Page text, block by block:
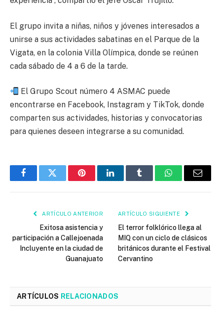
El grupo invita a niñas, niños y jóvenes interesados a
unirse a sus actividades sabatinas en el Parque de la
Vigata, en la colonia Villa Olímpica, donde se reúnen
cada sábado de 4 a 6 de la tarde.
El Grupo Scout número 4 ASMAC puede
encontrarse en Facebook, Instagram y TikTok, donde
comparten sus actividades, historias y convocatorias
para quienes deseen integrarse a su comunidad.
FacebookTwitter PinterestLinkedInTumblr WhatsAppEmail
ARTÍCULO ANTERIOR
Exitosa asistencia y
participación a Callejoenada
Incluyente en la ciudad de
Guanajuato
ARTÍCULO SIGUIENTE
El terror folklórico llega al
MIQ con un ciclo de clásicos
británicos durante el Festival
Cervantino
ARTÍCULOS RELACIONADOS